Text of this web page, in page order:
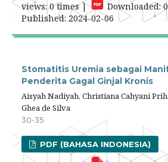
views: 0 times |
Downloaded:
Published: 2024-02-06
Stomatitis Uremia sebagai
Penderita Gagal Ginjal Kronis
Aisyah Nadiyah, Christiana Cahyani
Ghea de Silva
30-35
PDF (BAHASA INDONESIA)